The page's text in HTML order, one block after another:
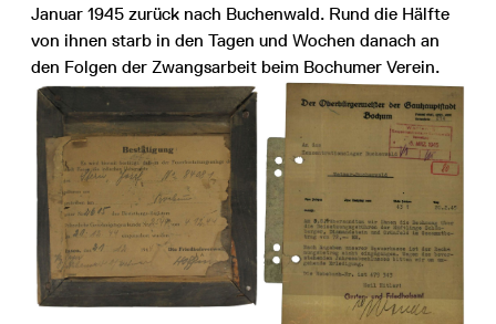
Januar 1945 zurück nach Buchenwald. Rund die Hälfte
von ihnen starb in den Tagen und Wochen danach an
den Folgen der Zwangsarbeit beim Bochumer Verein.